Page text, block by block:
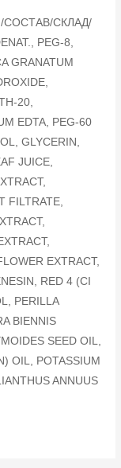
СОСТАВ/СКЛАД/
PEG-8,
GRANATUM
20,
EDTA, PEG-60
GLYCERIN,
JUICE,
FILTRATE,
EXTRACT,
RED 4 (CI
PERILLA
BIENNIS
SEED OIL,
OIL, POTASSIUM
ANNUUS